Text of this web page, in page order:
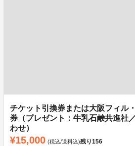
チケット引換券または大阪フィル
券（プレゼント：牛乳石鹸共進社
わせ）
¥15,000 (税込/送料込)残り156